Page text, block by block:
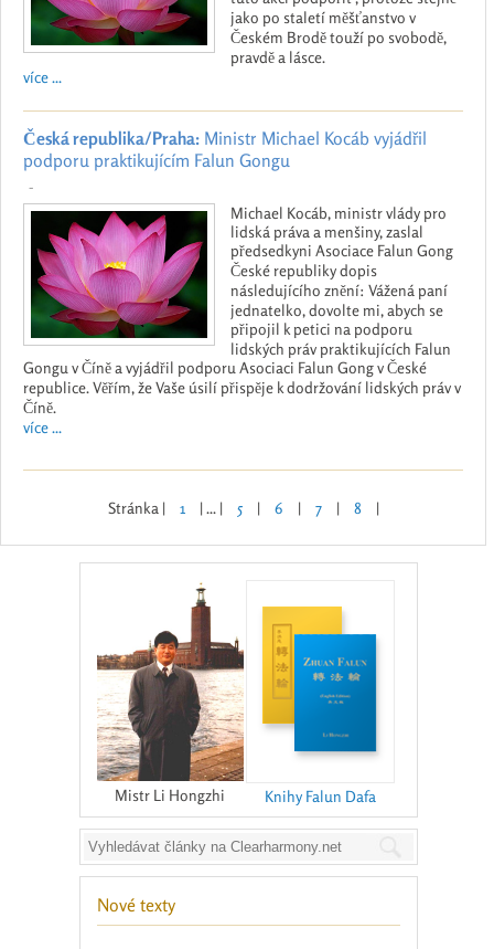
jako po staletí měšťanstvo v
Českém Brodě touží po svobodě,
pravdě a lásce.
více ...
Česká republika/Praha: Ministr Michael Kocáb vyjádřil
podporu praktikujícím Falun Gongu
-
Michael Kocáb, ministr vlády pro
lidská práva a menšiny, zaslal
předsedkyni Asociace Falun Gong
České republiky dopis
následujícího znění: Vážená paní
jednatelko, dovolte mi, abych se
připojil k petici na podporu
lidských práv praktikujících Falun
Gongu v Číně a vyjádřil podporu Asociaci Falun Gong v České
republice. Věřím, že Vaše úsilí přispěje k dodržování lidských práv v
Číně.
více ...
Stránka | 1 | ... | 5 | 6 | 7 | 8 |
Mistr Li Hongzhi Knihy Falun Dafa
Nové texty